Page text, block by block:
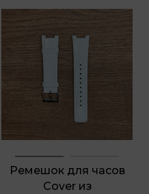
Ремешок для часов
Cover из